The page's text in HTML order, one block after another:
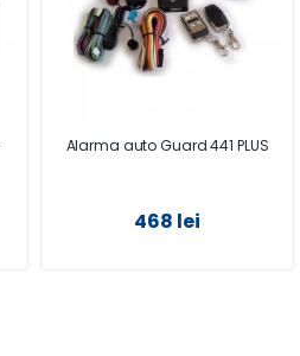
Alarma auto Guard 441 PLUS
468 lei